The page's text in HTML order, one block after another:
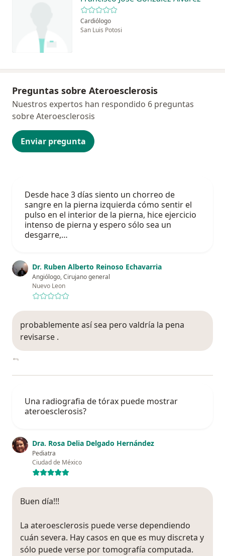
Cardiólogo
San Luis Potosi
Preguntas sobre Ateroesclerosis
Enviar pregunta
Nuestros expertos han respondido 6 preguntas
sobre Ateroesclerosis
Desde hace 3 días siento un chorreo de
sangre en la pierna izquierda cómo sentir el
pulso en el interior de la pierna, hice ejercicio
intenso de pierna y espero sólo sea un
desgarre,…
Dr. Ruben Alberto Reinoso Echavarria
Angiólogo, Cirujano general
Nuevo Leon
probablemente así sea pero valdría la pena
revisarse .
Una radiografia de tórax puede mostrar
ateroesclerosis?
Dra. Rosa Delia Delgado Hernández
Pediatra
Ciudad de México
Buen día!!!
La ateroesclerosis puede verse dependiendo
cuán severa. Hay casos en que es muy discreta y
sólo puede verse por tomografía computada.